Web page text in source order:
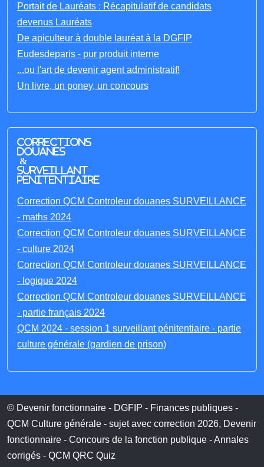
Portait de Lauréats : Récapitulatif de candidats
devenus Lauréats
De apiculteur à double lauréat à la DGFIP
Eudesdeparis - pur produit interne
...ou l'art de devenir agent administratif!
Un livre, un poney, un concours
Corrections
Douanes
&
Surveillant
penitentiaire
Correction QCM Controleur douanes SURVEILLANCE
- maths 2024
Correction QCM Controleur douanes SURVEILLANCE
- culture 2024
Correction QCM Controleur douanes SURVEILLANCE
- logique 2024
Correction QCM Controleur douanes SURVEILLANCE
- partie français 2024
QCM 2024 - session 1 surveillant pénitentiaire - partie
culture générale (gardien de prison)
© Devenir fonctionnaire - DGFIP - Finances publiques -
QCM Culture générale - sujet avec correction 2026, Devenir
fonctionnaire - Concours de la fonction publique - Annales
corrigés - QCM QRC Quiz